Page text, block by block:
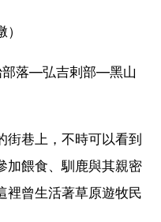
落—弘吉剌部—黑山
街巷上，不時可以看到
加餵食、馴鹿與其親密
裡曾生活著草原遊牧民